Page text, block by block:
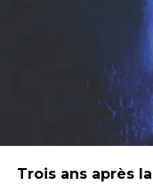
Trois ans après